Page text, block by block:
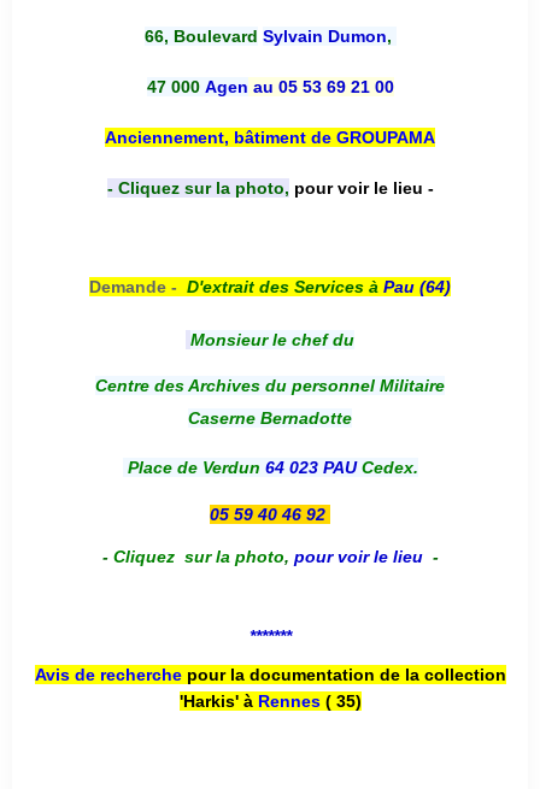
66, Boulevard Sylvain Dumon,
47 000 Agen au 05 53 69 21 00
Anciennement, bâtiment de GROUPAMA
- Cliquez sur la photo, pour voir le lieu -
Demande - D'extrait des Services à Pau (64)
Monsieur le chef du
Centre des Archives du personnel Militaire
Caserne Bernadotte
Place de Verdun 64 023 PAUCedex.
05 59 40 46 92
- Cliquez sur la photo, pour voir le lieu -
*******
Avis de recherche pour la documentation de la collection
'Harkis' à Rennes( 35)